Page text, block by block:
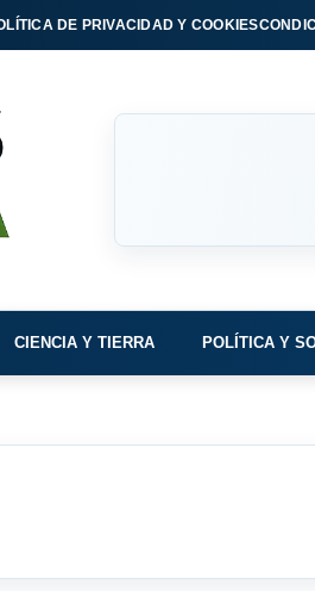
DE PRIVACIDAD Y COOKIES
CIENCIA Y TIERRA POLÍTICA Y